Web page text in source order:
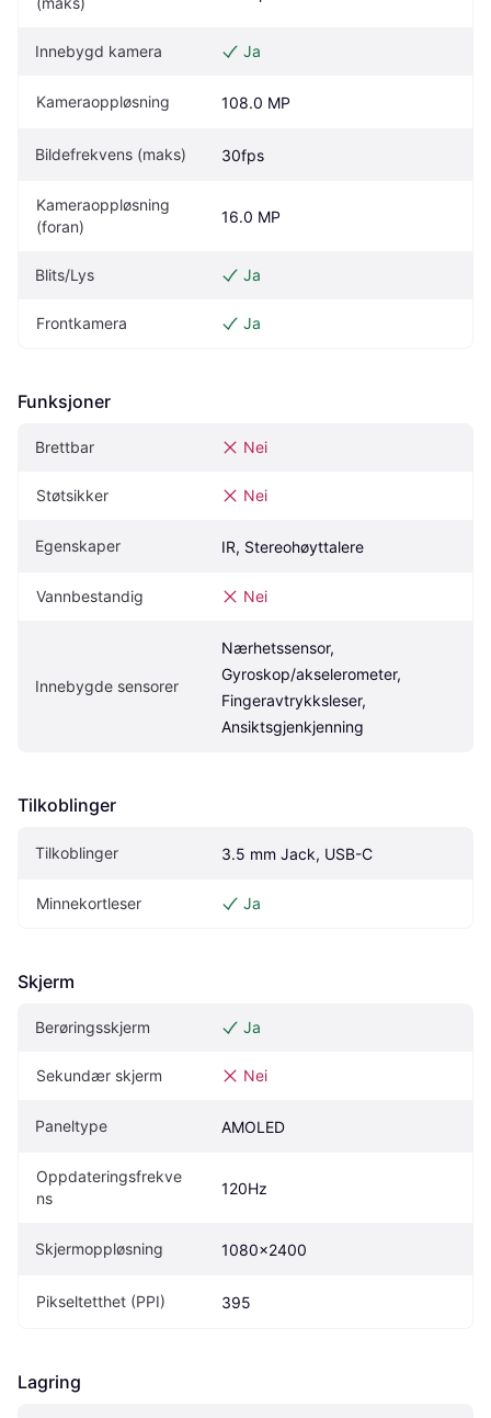
Innebygd kamera Ja
Kameraoppløsning 108.0 MP
Bildefrekvens (maks) 30fps
Kameraoppløsning
(foran)
16.0 MP
Blits/Lys Ja
Frontkamera Ja
Funksjoner
Brettbar Nei
Støtsikker Nei
Egenskaper IR, Stereohøyttalere
Vannbestandig Nei
Innebygde sensorer
Nærhetssensor,
Gyroskop/akselerometer,
Fingeravtrykksleser,
Ansiktsgjenkjenning
Tilkoblinger
Tilkoblinger 3.5 mm Jack, USB-C
Minnekortleser Ja
Skjerm
Berøringsskjerm Ja
Sekundær skjerm Nei
Paneltype AMOLED
Oppdateringsfrekve
ns
120Hz
Skjermoppløsning 1080x2400
Pikseltetthet (PPI) 395
Lagring